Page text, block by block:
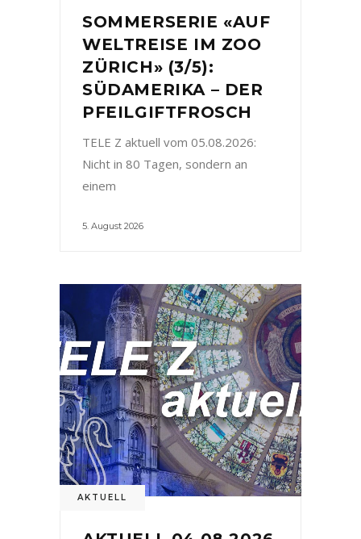
SOMMERSERIE «AUF
WELTREISE IM ZOO
ZÜRICH» (3/5):
SÜDAMERIKA – DER
PFEILGIFTFROSCH
TELE Z aktuell vom 05.08.2026:
Nicht in 80 Tagen, sondern an
einem
5. August 2026
AKTUELL